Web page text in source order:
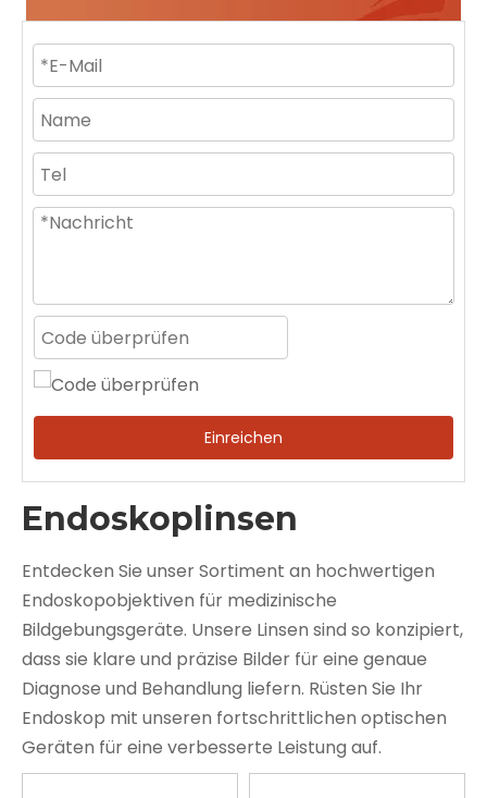
Einreichen
Endoskoplinsen
Entdecken Sie unser Sortiment an hochwertigen
Endoskopobjektiven für medizinische
Bildgebungsgeräte. Unsere Linsen sind so konzipiert,
dass sie klare und präzise Bilder für eine genaue
Diagnose und Behandlung liefern. Rüsten Sie Ihr
Endoskop mit unseren fortschrittlichen optischen
Geräten für eine verbesserte Leistung auf.